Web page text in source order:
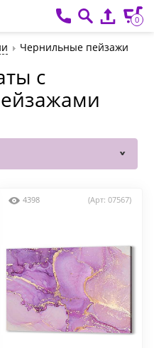
0
Чернильные пейзажи
с
4398 (Арт: 07567)